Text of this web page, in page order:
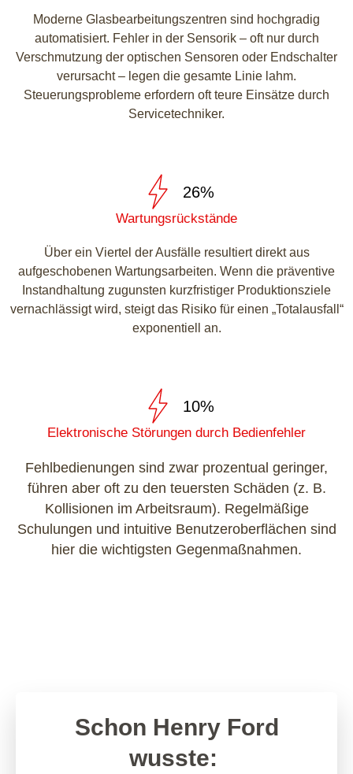
Moderne Glasbearbeitungszentren sind hochgradig
automatisiert. Fehler in der Sensorik – oft nur durch
Verschmutzung der optischen Sensoren oder Endschalter
verursacht – legen die gesamte Linie lahm.
Steuerungsprobleme erfordern oft teure Einsätze durch
Servicetechniker.
Wartungsrückstände
26%
Über ein Viertel der Ausfälle resultiert direkt aus
aufgeschobenen Wartungsarbeiten. Wenn die präventive
Instandhaltung zugunsten kurzfristiger Produktionsziele
vernachlässigt wird, steigt das Risiko für einen „Totalausfall“
exponentiell an.
Elektronische Störungen durch Bedienfehler
10%
Fehlbedienungen sind zwar prozentual geringer,
führen aber oft zu den teuersten Schäden (z. B.
Kollisionen im Arbeitsraum). Regelmäßige
Schulungen und intuitive Benutzeroberflächen sind
hier die wichtigsten Gegenmaßnahmen.
Schon Henry Ford
wusste: